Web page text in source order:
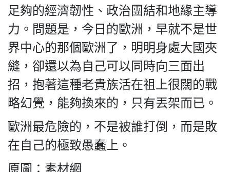
足夠的經濟韌性、政治團結和地緣主導
力。問題是，今日的歐洲，早就不是世
界中心的那個歐洲了，明明身處大國夾
縫，卻還以為自己可以同時向三面出
招，抱著這種老貴族活在祖上很闊的戰
略幻覺，能夠換來的，只有丟架而已。
歐洲最危險的，不是被誰打倒，而是敗
在自己的極致愚蠢上。
原圖：素材網